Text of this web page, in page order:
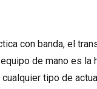
con banda, el
de mano es
tipo de